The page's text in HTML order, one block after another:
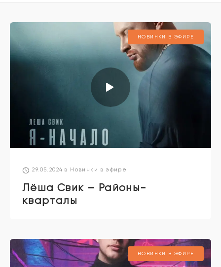
НОВИНКИ В ЭФИРЕ
29.05.2024 в Новинки в эфире
Лёша Свик – Районы-
кварталы
НОВИНКИ В ЭФИРЕ